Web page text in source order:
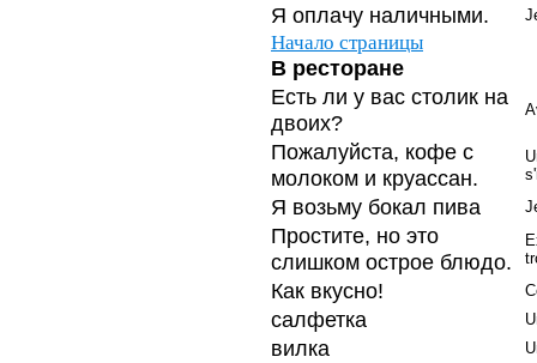
Я оплачу наличными.
Начало страницы
В ресторане
Есть ли у вас столик на
двоих?
Пожалуйста, кофе с
молоком и круассан.
Я возьму бокал пива
Простите, но это
слишком острое блюдо.
Как вкусно!
салфетка
вилка